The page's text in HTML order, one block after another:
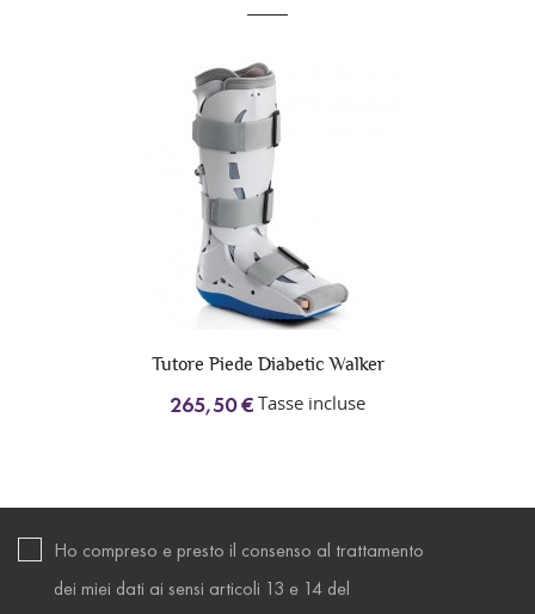
Tutore Piede Diabetic Walker
265,50 € Tasse incluse
Ho compreso e presto il consenso al trattamento
dei miei dati ai sensi articoli 13 e 14 del